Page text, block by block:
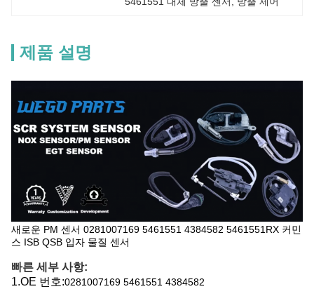
제품 설명
새로운 PM 센서 0281007169 5461551 4384582 5461551RX 커민
스 ISB QSB 입자 물질 센서
빠른 세부 사항:
1.OE 번호:0281007169 5461551 4384582